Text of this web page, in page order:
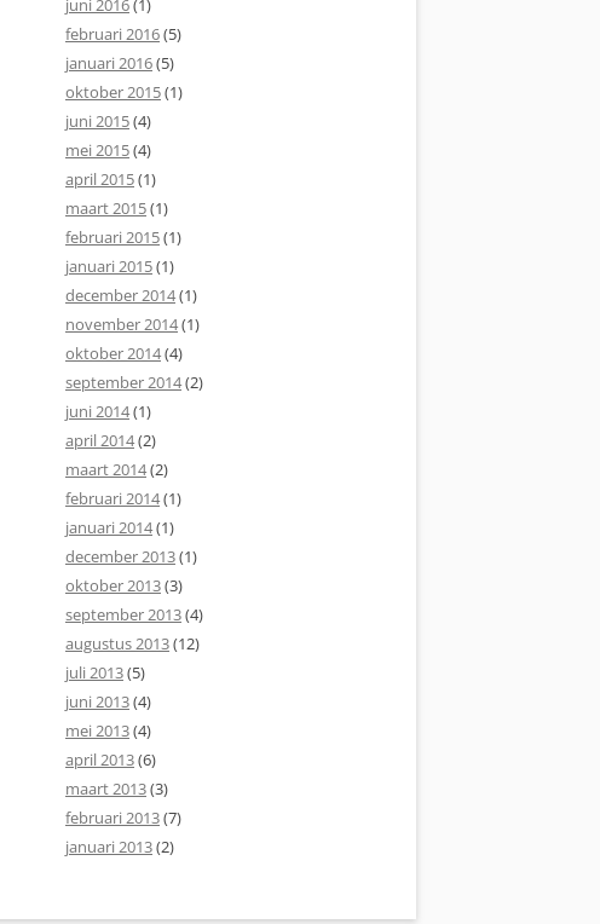
juni 2016(1)
februari 2016(5)
januari 2016(5)
oktober 2015(1)
juni 2015(4)
mei 2015(4)
april 2015(1)
maart 2015(1)
februari 2015(1)
januari 2015(1)
december 2014(1)
november 2014(1)
oktober 2014(4)
september 2014(2)
juni 2014(1)
april 2014(2)
maart 2014(2)
februari 2014(1)
januari 2014(1)
december 2013(1)
oktober 2013(3)
september 2013(4)
augustus 2013(12)
juli 2013(5)
juni 2013(4)
mei 2013(4)
april 2013(6)
maart 2013(3)
februari 2013(7)
januari 2013(2)